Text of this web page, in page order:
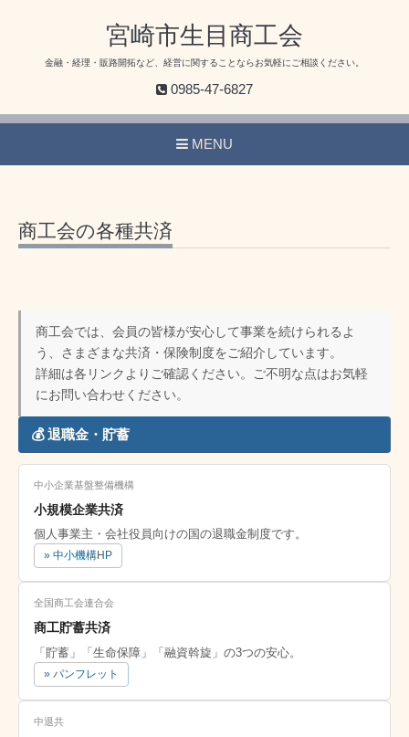
宮崎市生目商工会
金融・経理・販路開拓など、経営に関することならお気軽にご相談ください。
0985-47-6827
MENU
商工会の各種共済
商工会では、会員の皆様が安心して事業を続けられるよ
う、さまざまな共済・保険制度をご紹介しています。
詳細は各リンクよりご確認ください。ご不明な点はお気軽
にお問い合わせください。
💰 退職金・貯蓄
中小企業基盤整備機構
小規模企業共済
個人事業主・会社役員向けの国の退職金制度です。
» 中小機構HP
全国商工会連合会
商工貯蓄共済
「貯蓄」「生命保障」「融資斡旋」の3つの安心。
» パンフレット
中退共